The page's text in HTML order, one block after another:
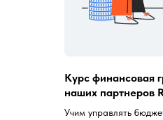
Курс финансовая
наших партнеров
Учим управлять